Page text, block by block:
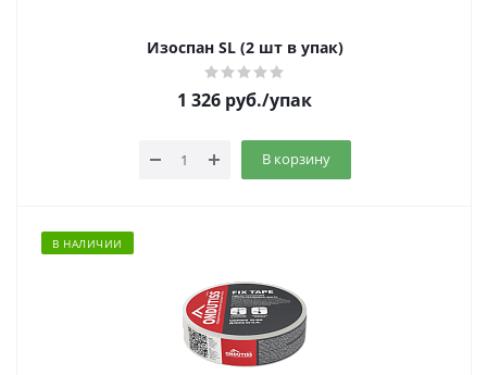
Изоспан SL (2 шт в упак)
1 326 руб./упак
В корзину
В НАЛИЧИИ